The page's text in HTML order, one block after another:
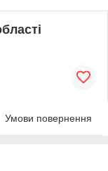
Умови повернення